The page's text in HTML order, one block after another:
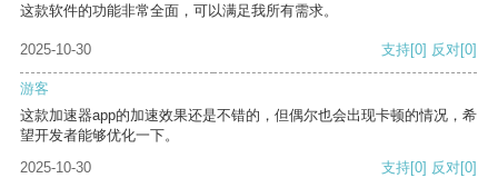
这款软件的功能非常全面，可以满足我所有需求。
2025-10-30 支持[0] 反对[0]
游客
这款加速器app的加速效果还是不错的，但偶尔也会出现卡顿的情况，希
望开发者能够优化一下。
2025-10-30
支持[0] 反对[0]